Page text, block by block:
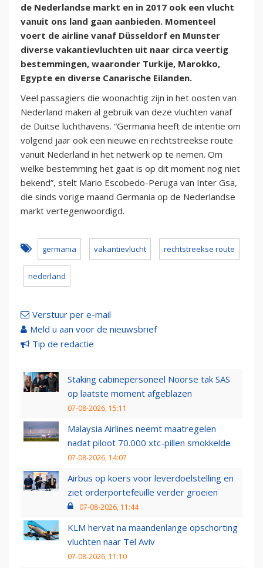
de Nederlandse markt en in 2017 ook een vlucht
vanuit ons land gaan aanbieden. Momenteel
voert de airline vanaf Düsseldorf en Munster
diverse vakantievluchten uit naar circa veertig
bestemmingen, waaronder Turkije, Marokko,
Egypte en diverse Canarische Eilanden.
Veel passagiers die woonachtig zijn in het oosten van
Nederland maken al gebruik van deze vluchten vanaf
de Duitse luchthavens. “Germania heeft de intentie om
volgend jaar ook een nieuwe en rechtstreekse route
vanuit Nederland in het netwerk op te nemen. Om
welke bestemming het gaat is op dit moment nog niet
bekend”, stelt Mario Escobedo-Peruga van Inter Gsa,
die sinds vorige maand Germania op de Nederlandse
markt vertegenwoordigd.
germania vakantievlucht rechtstreekse route
nederland
Verstuur per e-mail
Meld u aan voor de nieuwsbrief
Tip de redactie
Staking cabinepersoneel Noorse tak SAS
op laatste moment afgeblazen
07-08-2026, 15:11
Malaysia Airlines neemt maatregelen
nadat piloot 70.000 xtc-pillen smokkelde
07-08-2026, 14:07
Airbus op koers voor leverdoelstelling en
ziet orderportefeuille verder groeien
07-08-2026, 11:44
KLM hervat na maandenlange opschorting
vluchten naar Tel Aviv
07-08-2026, 11:10